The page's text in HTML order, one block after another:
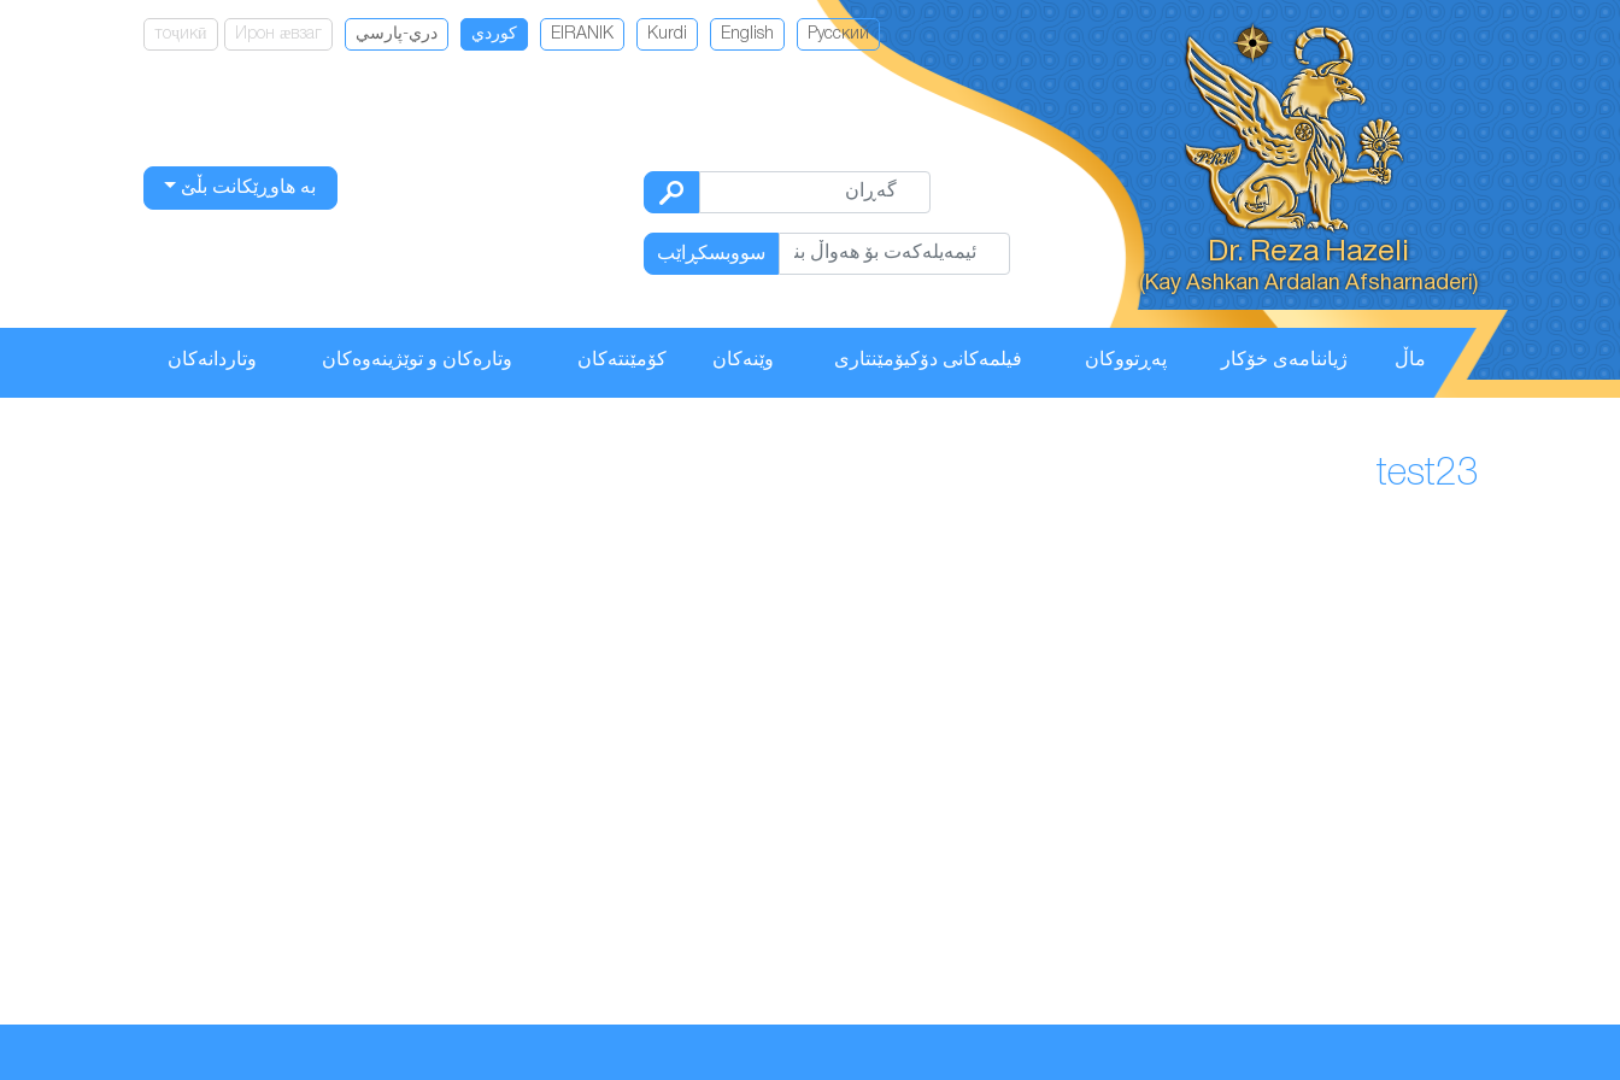
Dr. Reza Hazeli
(Kay Ashkan Ardalan Afsharnaderi)
Русский
English
Kurdi
EIRANIK كوردي دري-پارسي Ирон ӕвзаг
тоҷикӣ
سووبسكڕاێب
بە هاوڕێکانت بڵێ
ماڵ ژیاننامەی خۆکار پەڕتووكان فیلمەكانی دۆکیۆمێنتاری وێنەکان كۆمێنتەكان وتارەکان و توێژینەوەکان وتاردانەكان
test23